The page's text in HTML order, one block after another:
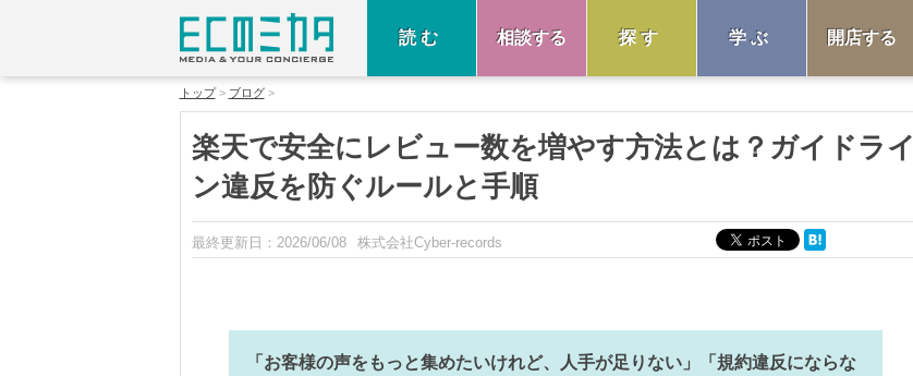
読む 相談する 探す 学ぶ 開店する
トップ ブログ
楽天で安全にレビュー数を増やす方法とは？ガイドライ
ン違反を防ぐルールと手順
最終更新日： 2026/06/08 株式会社Cyber-records
「お客様の声をもっと集めたいけれど、人手が足りない」「規約違反にならな